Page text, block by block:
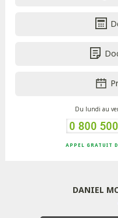
Du lundi au
APPEL GRATUIT
DANIEL